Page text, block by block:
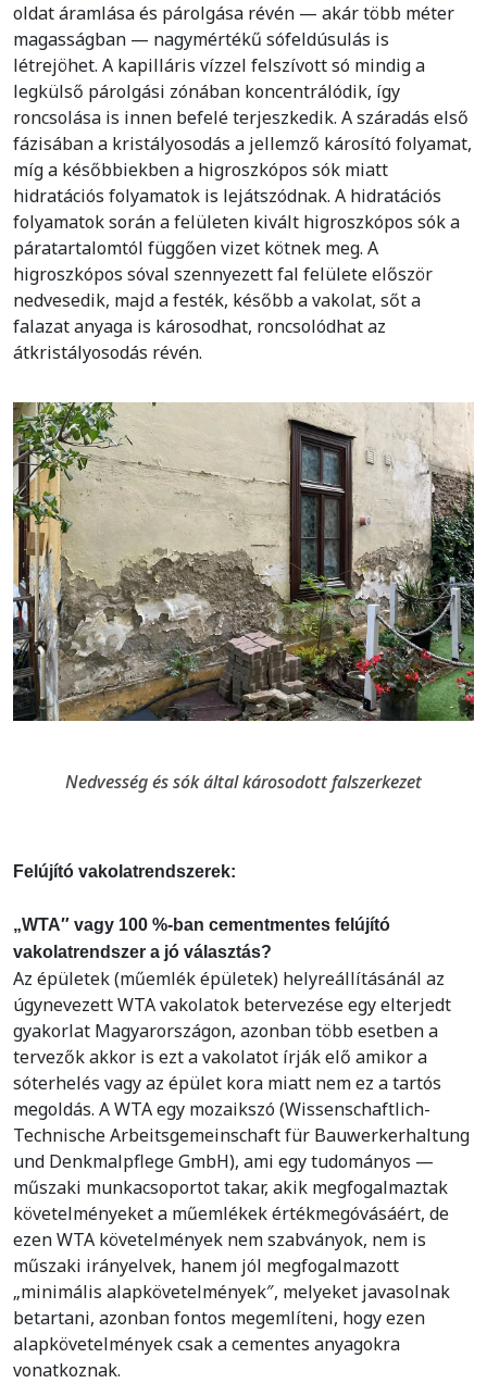
oldat áramlása és párolgása révén — akár több méter
magasságban — nagymértékű sófeldúsulás is
létrejöhet. A kapilláris vízzel felszívott só mindig a
legkülső párolgási zónában koncentrálódik, így
roncsolása is innen befelé terjeszkedik. A száradás első
fázisában a kristályosodás a jellemző károsító folyamat,
míg a későbbiekben a higroszkópos sók miatt
hidratációs folyamatok is lejátszódnak. A hidratációs
folyamatok során a felületen kivált higroszkópos sók a
páratartalomtól függően vizet kötnek meg. A
higroszkópos sóval szennyezett fal felülete először
nedvesedik, majd a festék, később a vakolat, sőt a
falazat anyaga is károsodhat, roncsolódhat az
átkristályosodás révén.
Nedvesség és sók által károsodott falszerkezet
Felújító vakolatrendszerek:
„WTA″ vagy 100 %-ban cementmentes felújító
vakolatrendszer a jó választás?
Az épületek (műemlék épületek) helyreállításánál az
úgynevezett WTA vakolatok betervezése egy elterjedt
gyakorlat Magyarországon, azonban több esetben a
tervezők akkor is ezt a vakolatot írják elő amikor a
sóterhelés vagy az épület kora miatt nem ez a tartós
megoldás. A WTA egy mozaikszó (Wissenschaftlich-
Technische Arbeitsgemeinschaft für Bauwerkerhaltung
und Denkmalpflege GmbH), ami egy tudományos —
műszaki munkacsoportot takar, akik megfogalmaztak
követelményeket a műemlékek értékmegóvásáért, de
ezen WTA követelmények nem szabványok, nem is
műszaki irányelvek, hanem jól megfogalmazott
„minimális alapkövetelmények″, melyeket javasolnak
betartani, azonban fontos megemlíteni, hogy ezen
alapkövetelmények csak a cementes anyagokra
vonatkoznak.